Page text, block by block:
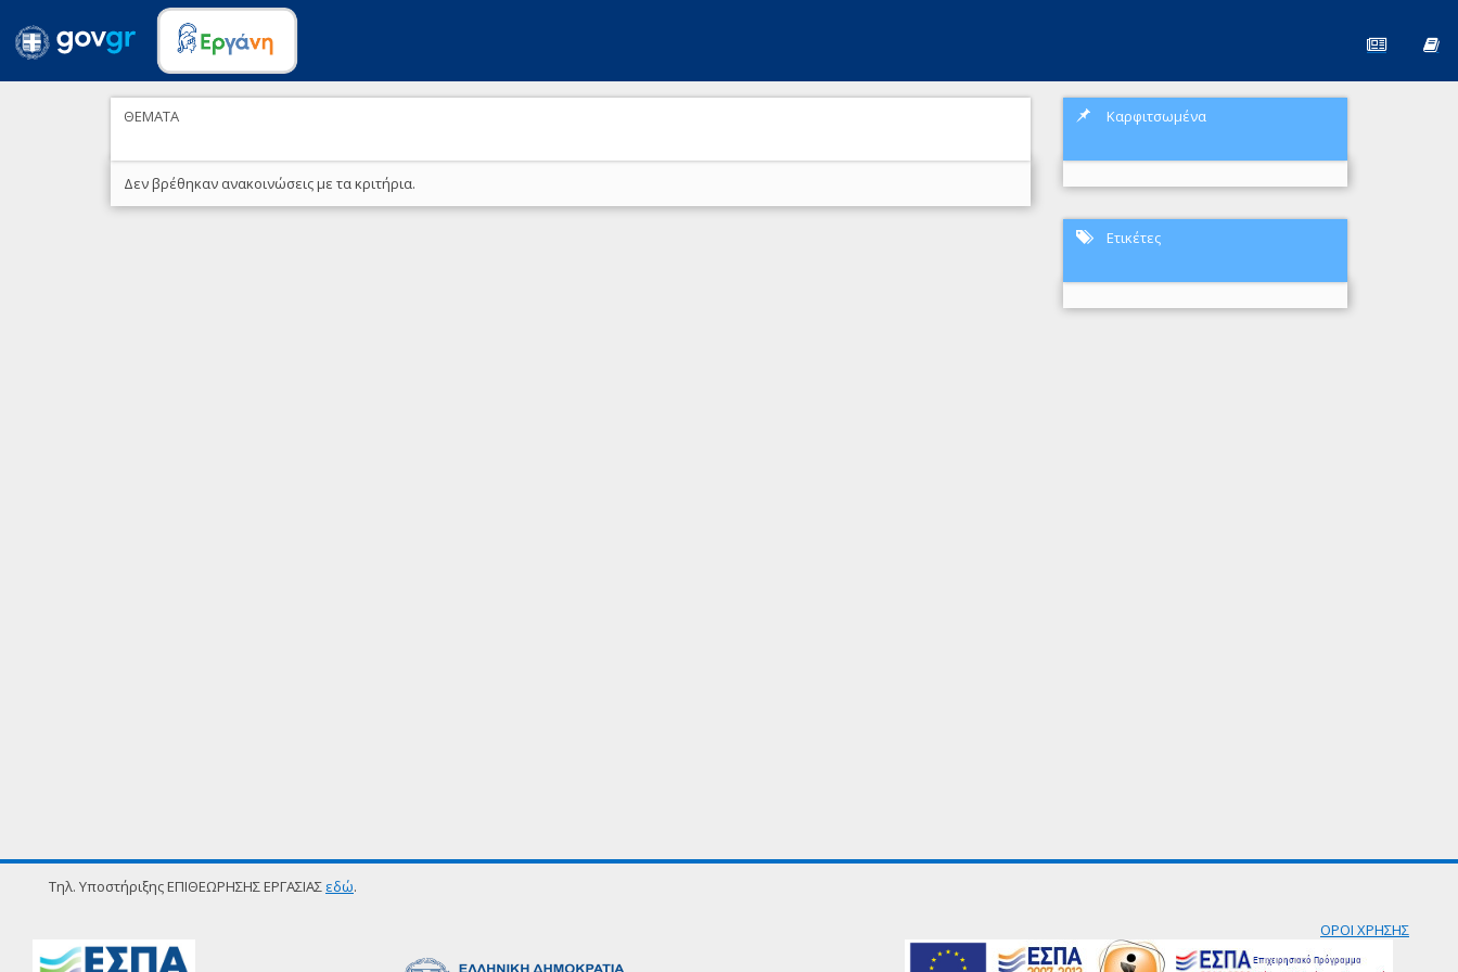
ΘΕΜΑΤΑ
Δεν βρέθηκαν ανακοινώσεις με τα κριτήρια.
Καρφιτσωμένα
Ετικέτες
Τηλ. Υποστήριξης ΕΠΙΘΕΩΡΗΣΗΣ ΕΡΓΑΣΙΑΣ εδώ.
ΟΡΟΙ ΧΡΗΣΗΣ